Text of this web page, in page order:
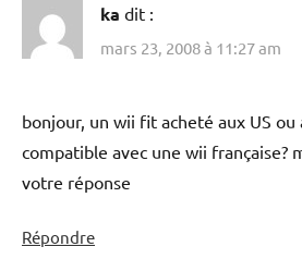
ka dit :
mars 23, 2008 à 11:27 am
bonjour, un wii fit acheté aux US ou
compatible avec une wii française?
votre réponse
Répondre